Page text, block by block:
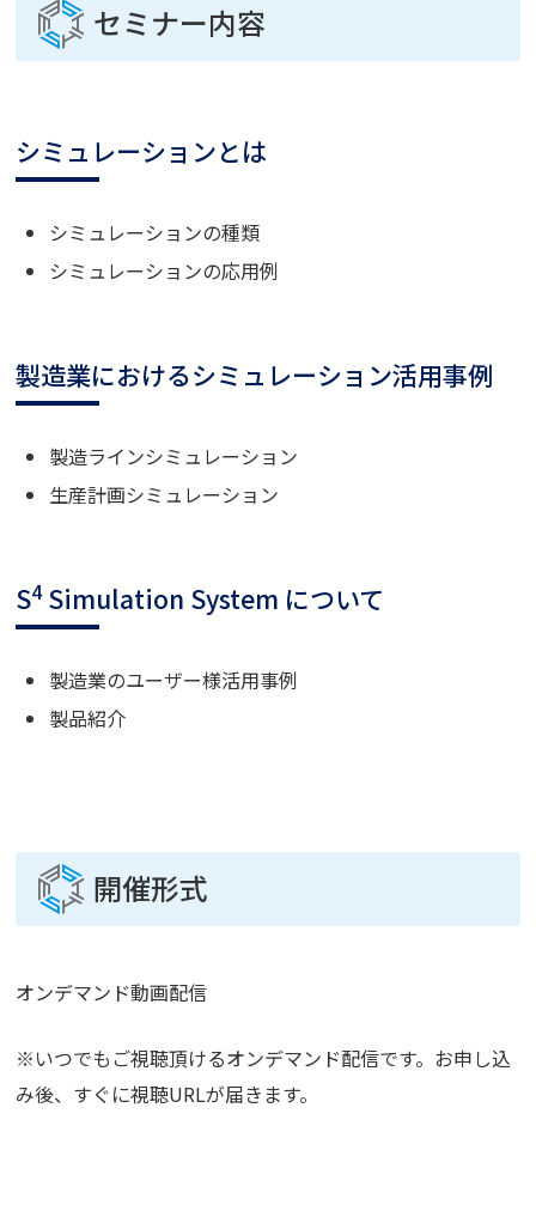
セミナー内容
シミュレーションとは
シミュレーションの種類
シミュレーションの応用例
製造業におけるシミュレーション活用事例
製造ラインシミュレーション
生産計画シミュレーション
S4Simulation System について
製造業のユーザー様活用事例
製品紹介
開催形式
オンデマンド動画配信
※いつでもご視聴頂けるオンデマンド配信です。お申し込
み後、すぐに視聴URLが届きます。